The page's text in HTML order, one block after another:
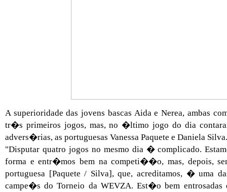
A superioridade das jovens bascas Aida e Nerea, ambas
tr�s primeiros jogos, mas, no �ltimo jogo do dia
advers�rias, as portuguesas Vanessa Paquete e Daniela Silva.
"Disputar quatro jogos no mesmo dia � complicado.
forma e entr�mos bem na competi��o, mas, depois,
portuguesa [Paquete / Silva], que, acreditamos, � uma
campe�s do Torneio da WEVZA. Est�o bem entrosadas